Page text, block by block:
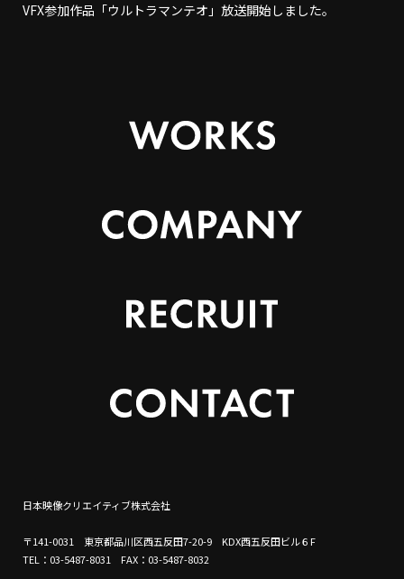
VFX参加作品「ウルトラマンテオ」放送開始しました。
日本映像クリエイティブ株式会社
〒141-0031 東京都品川区西五反田7-20-9 KDX西五反田ビル６F
TEL：03-5487-8031 FAX：03-5487-8032